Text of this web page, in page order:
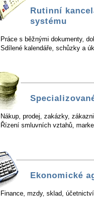
Rutinní
systému
Práce s běžnými dokumenty,
Sdílené kalendáře, schůzky a
Nákup, prodej, zakázky,
Řízení smluvních vztahů,
Ekonomické
Finance, mzdy, sklad,